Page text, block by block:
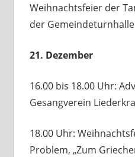
Weihnachtsfeier der
der
21. Dezember
16.00 bis 18.00 Uhr:
Gesangverein
18.00 Uhr:
Problem, „Zum